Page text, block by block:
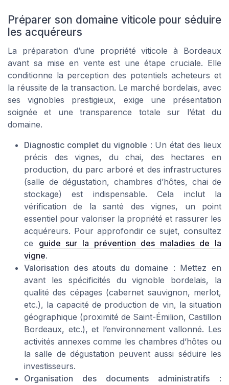
Préparer son domaine viticole pour séduire
les acquéreurs
La préparation d’une propriété viticole à Bordeaux
avant sa mise en vente est une étape cruciale. Elle
conditionne la perception des potentiels acheteurs et
la réussite de la transaction. Le marché bordelais, avec
ses vignobles prestigieux, exige une présentation
soignée et une transparence totale sur l’état du
domaine.
Diagnostic complet du vignoble : Un état des lieux
précis des vignes, du chai, des hectares en
production, du parc arboré et des infrastructures
(salle de dégustation, chambres d’hôtes, chai de
stockage) est indispensable. Cela inclut la
vérification de la santé des vignes, un point
essentiel pour valoriser la propriété et rassurer les
acquéreurs. Pour approfondir ce sujet, consultez
ce guide sur la prévention des maladies de la
vigne.
Valorisation des atouts du domaine : Mettez en
avant les spécificités du vignoble bordelais, la
qualité des cépages (cabernet sauvignon, merlot,
etc.), la capacité de production de vin, la situation
géographique (proximité de Saint-Émilion, Castillon
Bordeaux, etc.), et l’environnement vallonné. Les
activités annexes comme les chambres d’hôtes ou
la salle de dégustation peuvent aussi séduire les
investisseurs.
Organisation des documents administratifs :